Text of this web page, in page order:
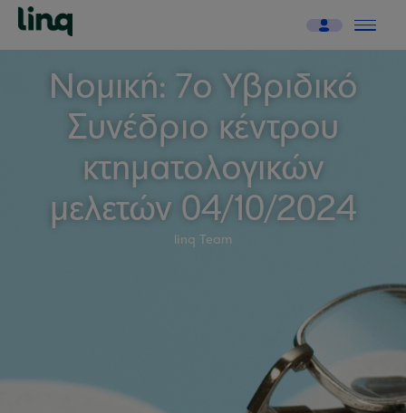
Νομική: 7ο Υβριδικό
Συνέδριο κέντρου
κτηματολογικών
μελετών 04/10/2024
linq Team